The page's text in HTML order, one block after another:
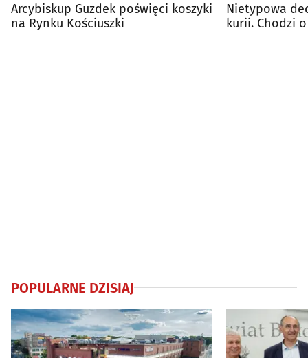
Arcybiskup Guzdek poświęci koszyki
na Rynku Kościuszki
Nietypowa
kurii. Chodzi
POPULARNE DZISIAJ